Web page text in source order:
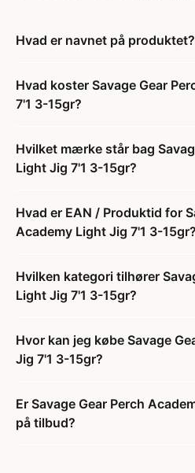
Hvad er navnet på produktet?
Hvad koster Savage Gear
7'1 3-15gr?
Hvilket mærke står bag
Light Jig 7'1 3-15gr?
Hvad er EAN / Produktid for
Academy Light Jig 7'1 3-15gr?
Hvilken kategori tilhører
Light Jig 7'1 3-15gr?
Hvor kan jeg købe Savage
Jig 7'1 3-15gr?
Er Savage Gear Perch
på tilbud?